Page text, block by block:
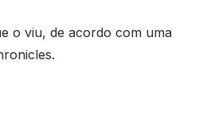
o viu, de acordo com uma